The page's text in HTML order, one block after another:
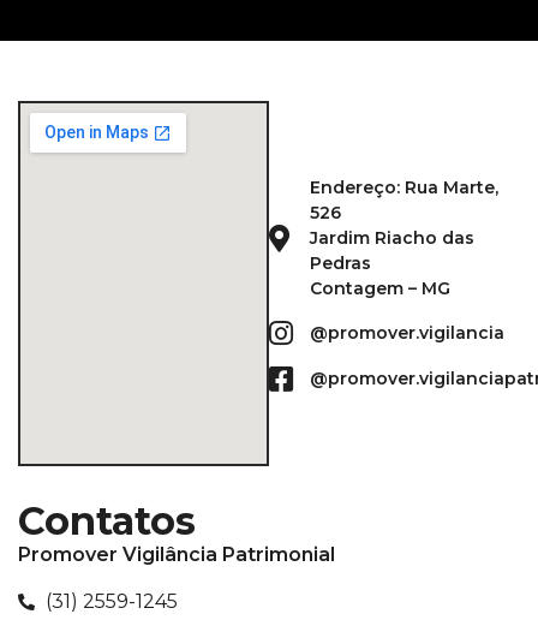
Endereço: Rua Marte,
526
Jardim Riacho das
Pedras
Contagem – MG
@promover.vigilancia
Contatos
Promover Vigilância Patrimonial
(31) 2559-1245